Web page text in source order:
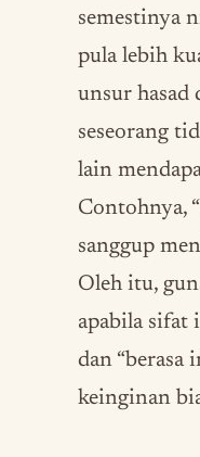
semestinya
pula lebih
unsur hasad
seseorang
lain
Contohnya,
sanggup
Oleh itu,
apabila sifat
dan “berasa
keinginan